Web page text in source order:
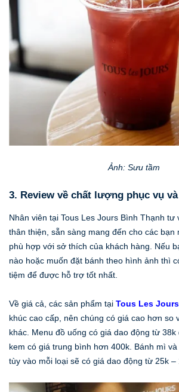
Ảnh: Sưu tầm
3. Review về chất lượng phục vụ
Nhân viên tại Tous Les Jours Bình Thạnh tư
thân thiện, sẵn sàng mang đến cho các bạn
phù hợp với sở thích của khách hàng. Nếu
nào hoặc muốn đặt bánh theo hình ảnh thì
tiệm để được hỗ trợ tốt nhất.
Về giá cả, các sản phẩm tại Tous Les Jours
khúc cao cấp, nên chúng có giá cao hơn so
khác. Menu đồ uống có giá dao động từ
kem có giá trung bình hơn 400k. Bánh mì
tùy vào mỗi loại sẽ có giá dao động từ 25k –